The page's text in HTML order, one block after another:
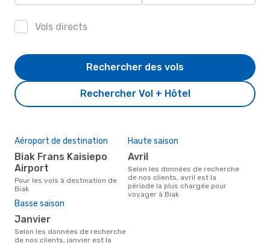
Vols directs
Rechercher Vol + Hôtel
Rechercher des vols
Aéroport de destination
Biak Frans Kaisiepo
Airport
Pour les vols à destination de
Biak
Haute saison
avril
Selon les données de recherche
de nos clients, avril est la
période la plus chargée pour
voyager à Biak
Basse saison
janvier
Selon les données de recherche
de nos clients, janvier est la